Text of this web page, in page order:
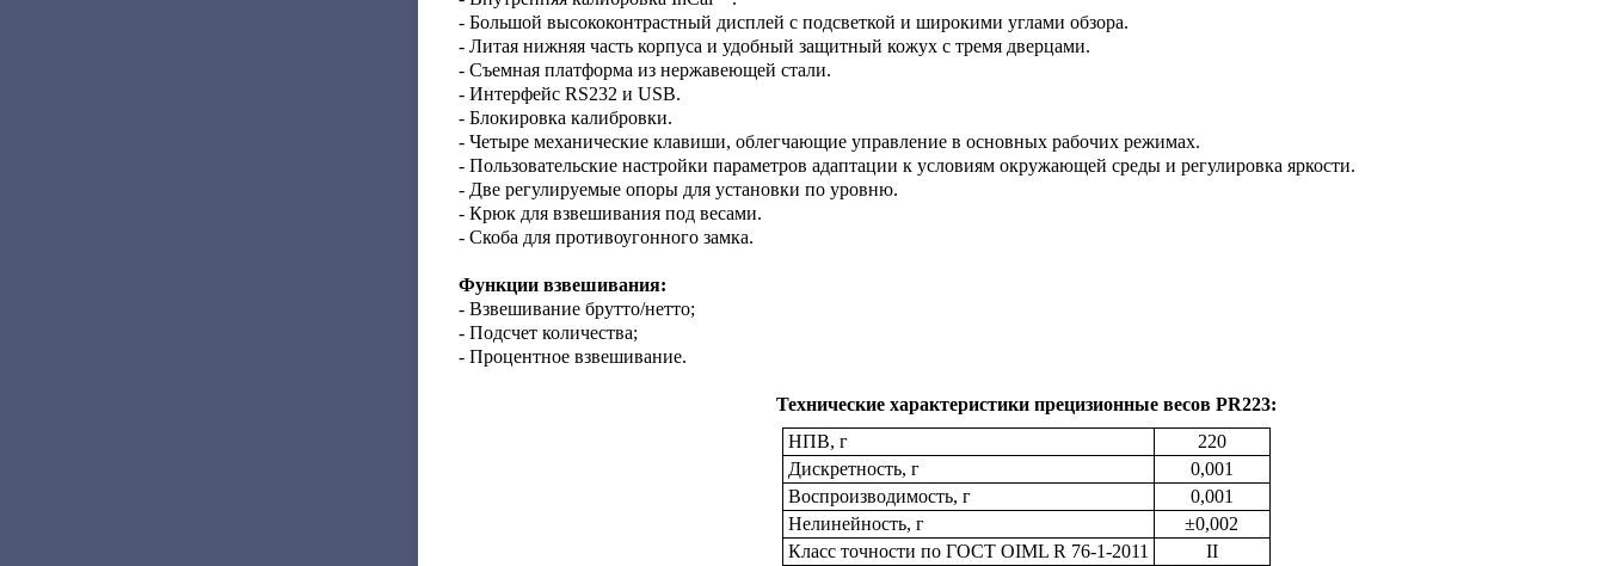
- Большой высококонтрастный дисплей с подсветкой и широкими углами обзора.
- Литая нижняя часть корпуса и удобный защитный кожух с тремя дверцами.
- Съемная платформа из нержавеющей стали.
- Интерфейс RS232 и USB.
- Блокировка калибровки.
- Четыре механические клавиши, облегчающие управление в основных рабочих режимах.
- Пользовательские настройки параметров адаптации к условиям окружающей среды и регулировка яркости.
- Две регулируемые опоры для установки по уровню.
- Крюк для взвешивания под весами.
- Скоба для противоугонного замка.
Функции взвешивания:
- Взвешивание брутто/нетто;
- Подсчет количества;
- Процентное взвешивание.
Технические характеристики прецизионные весов PR223:
НПВ, г
220
Дискретность, г
0,001
Воспроизводимость, г
0,001
Нелинейность, г
±0,002
Класс точности по ГОСТ OIML R 76-1-2011
II